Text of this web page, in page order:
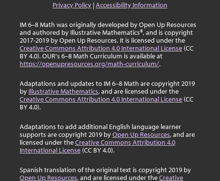
Privacy Policy |Accessibility Information
IM 6–8 Math was originally developed by Open Up Resources
and authored by Illustrative Mathematics®, and is copyright
2017-2019 by Open Up Resources. It is licensed under the
Creative Commons Attribution 4.0 International License (CC
BY 4.0). OUR's 6–8 Math Curriculum is available at
https://openupresources.org/math-curriculum/.
Adaptations and updates to IM 6–8 Math are copyright 2019
by Illustrative Mathematics, and are licensed under the
Creative Commons Attribution 4.0 International License (CC
BY 4.0).
Adaptations to add additional English language learner
supports are copyright 2019 byOpen Up Resources, and are
licensed under theCreative Commons Attribution 4.0
International License (CC BY 4.0).
Spanish translation of the original text is copyright 2019 by
Open Up Resources, and are licensed under theCreative